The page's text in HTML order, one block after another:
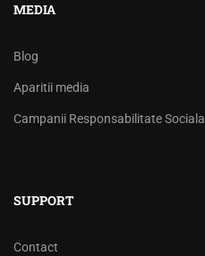
MEDIA
Blog
Aparitii media
Campanii Responsabilitate Sociala
SUPPORT
Contact